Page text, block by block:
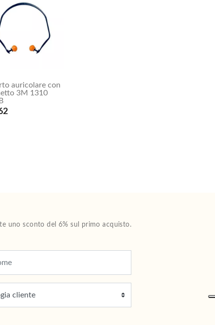
auricolare con
3M 1310
uno sconto del 6% sul primo acquisto.